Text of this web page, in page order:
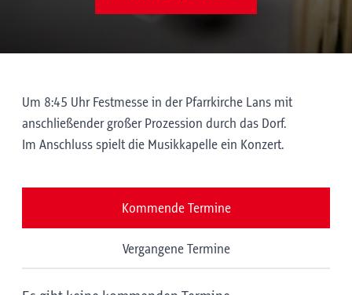
Um 8:45 Uhr Festmesse in der Pfarrkirche Lans mit
anschließender großer Prozession durch das Dorf.
Im Anschluss spielt die Musikkapelle ein Konzert.
Kommende Termine
Vergangene Termine